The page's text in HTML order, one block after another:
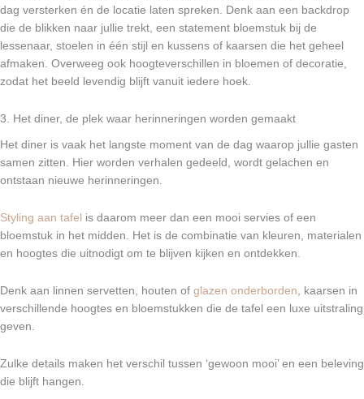
dag versterken én de locatie laten spreken. Denk aan een backdrop
die de blikken naar jullie trekt, een statement bloemstuk bij de
lessenaar, stoelen in één stijl en kussens of kaarsen die het geheel
afmaken. Overweeg ook hoogteverschillen in bloemen of decoratie,
zodat het beeld levendig blijft vanuit iedere hoek.
3. Het diner, de plek waar herinneringen worden gemaakt
Het diner is vaak het langste moment van de dag waarop jullie gasten
samen zitten. Hier worden verhalen gedeeld, wordt gelachen en
ontstaan nieuwe herinneringen.
Styling aan tafel is daarom meer dan een mooi servies of een
bloemstuk in het midden. Het is de combinatie van kleuren, materialen
en hoogtes die uitnodigt om te blijven kijken en ontdekken.
Denk aan linnen servetten, houten of glazen onderborden , kaarsen in
verschillende hoogtes en bloemstukken die de tafel een luxe uitstraling
geven.
Zulke details maken het verschil tussen ‘gewoon mooi’ en een beleving
die blijft hangen.